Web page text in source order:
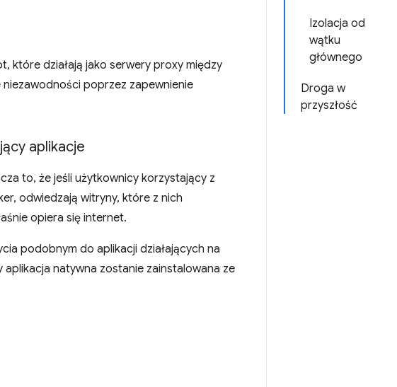
Izolacja od
wątku
głównego
Droga w
przyszłość
które działają jako serwery proxy między
niezawodności poprzez zapewnienie
aplikacje
to, że jeśli użytkownicy korzystający z
odwiedzają witryny, które z nich
opiera się internet.
podobnym do aplikacji działających na
natywna zostanie zainstalowana ze